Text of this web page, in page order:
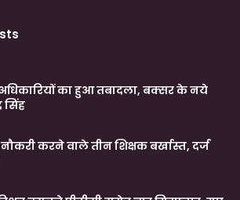
का हुआ तबादला, बक्सर के नये
सिंह
नौकरी करने वाले तीन शिक्षक बर्खास्त, दर्ज